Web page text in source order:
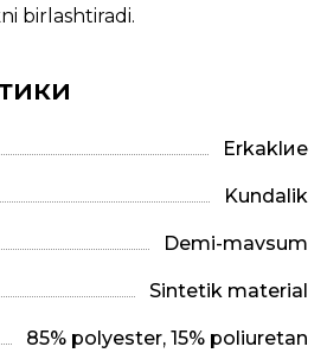
birlashtiradi.
Erkaklие
Kundalik
Demi-mavsum
Sintetik material
85% polyester, 15% poliuretan